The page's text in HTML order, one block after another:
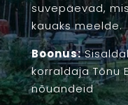
suvepäevad,
kauaks meelde.
Boonus:
korraldaja Tõnu
nõuandeid